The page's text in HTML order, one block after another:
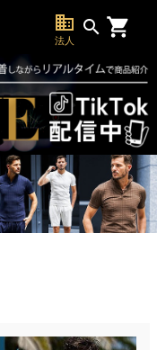
business
法人
search